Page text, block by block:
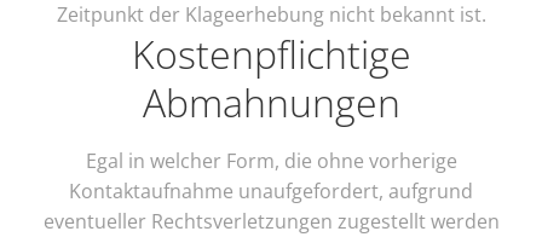
Zeitpunkt der Klageerhebung nicht bekannt ist.
Kostenpflichtige
Abmahnungen
Egal in welcher Form, die ohne vorherige
Kontaktaufnahme unaufgefordert, aufgrund
eventueller Rechtsverletzungen zugestellt werden